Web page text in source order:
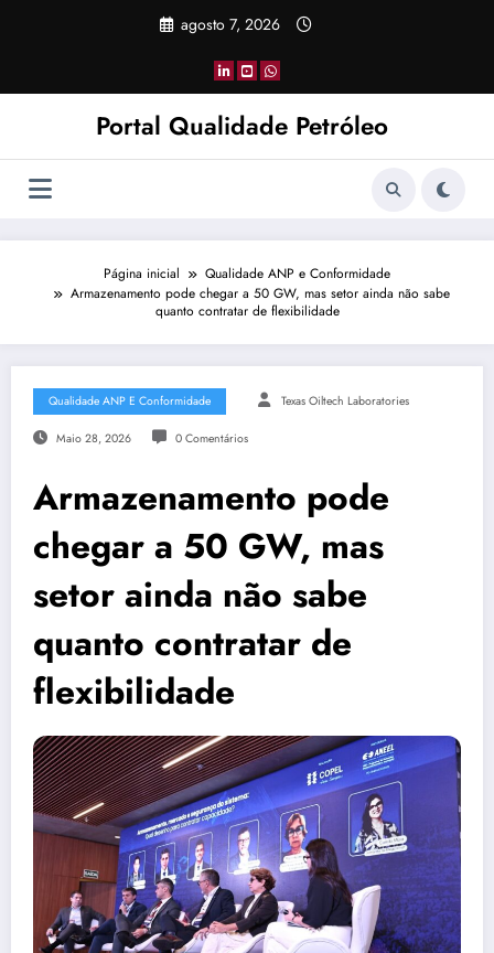
agosto 7, 2026
Portal Qualidade Petróleo
Página inicial
Qualidade ANP e Conformidade
Armazenamento pode chegar a 50 GW, mas setor ainda não sabe
quanto contratar de flexibilidade
Qualidade ANP E Conformidade Texas Oiltech Laboratories
Maio 28, 2026 0 Comentários
Armazenamento pode
chegar a 50 GW, mas
setor ainda não sabe
quanto contratar de
flexibilidade